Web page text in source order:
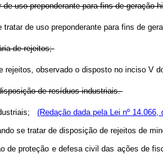
uso preponderante para fins de geração
de uso preponderante para fins de
de rejeitos;
rejeitos, observado o disposto no inciso V
de resíduos industriais.
(Redação dada pela Lei nº 14.066,
se tratar de disposição de rejeitos de
de proteção e defesa civil das ações de